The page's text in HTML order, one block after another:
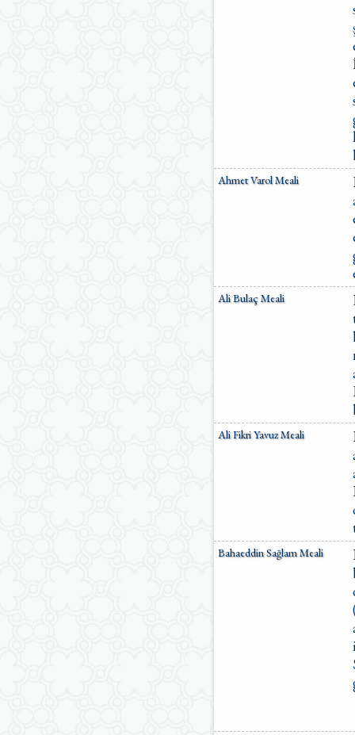
Ahmet Varol Meali
Ali Bulaç Meali
Ali Fikri Yavuz Meali
Bahaeddin Sağlam Meali